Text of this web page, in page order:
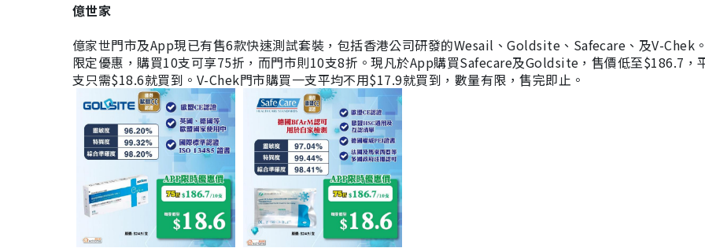
億世家
億家世門市及App現已有售6款快速測試套裝，包括香港公司研發的Wesail、Goldsite、Safecare、及V-Chek
限定優惠，購買10支可享75折，而門市則10支8折。現凡於App購買Safecare及Goldsite，售價低至$186.7，
支只需$18.6就買到。V-Chek門市購買一支平均不用$17.9就買到，數量有限，售完即止。